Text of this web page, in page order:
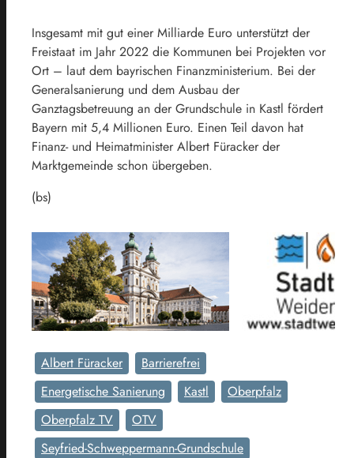
Insgesamt mit gut einer Milliarde Euro unterstützt der
Freistaat im Jahr 2022 die Kommunen bei Projekten vor
Ort – laut dem bayrischen Finanzministerium. Bei der
Generalsanierung und dem Ausbau der
Ganztagsbetreuung an der Grundschule in Kastl fördert
Bayern mit 5,4 Millionen Euro. Einen Teil davon hat
Finanz- und Heimatminister Albert Füracker der
Marktgemeinde schon übergeben.
(bs)
Albert Füracker
Barrierefrei
Energetische Sanierung
Kastl
Oberpfalz
Oberpfalz TV
OTV
Seyfried-Schweppermann-Grundschule